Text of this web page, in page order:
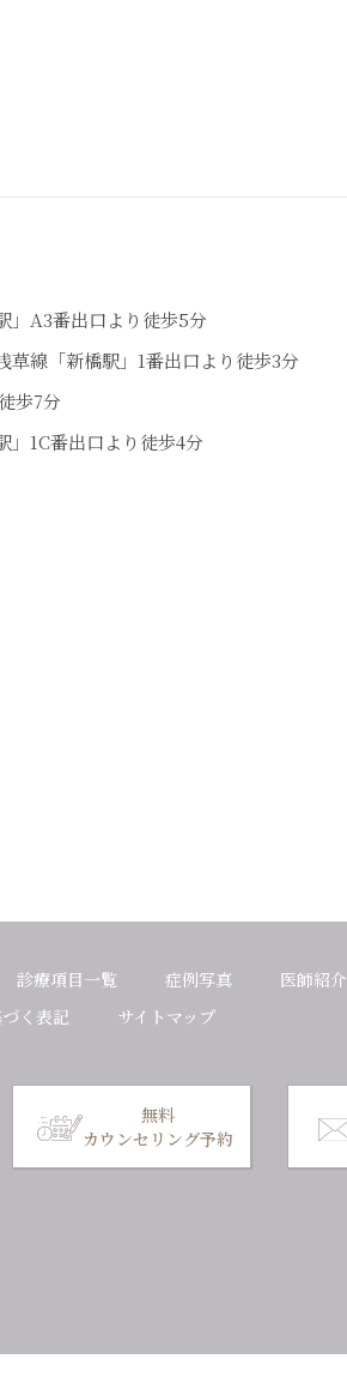
」A3番出口より徒歩5分
草線「新橋駅」1番出口より徒歩3分
歩7分
」1C番出口より徒歩4分
診療項目一覧 症例写真 医師紹介
く表記 サイトマップ
無料
カウンセリング予約